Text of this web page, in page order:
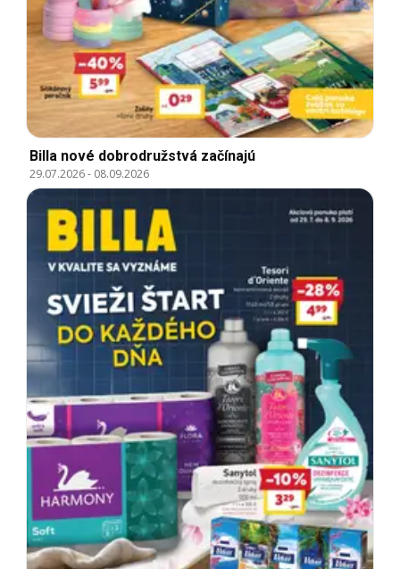
Billa nové dobrodružstvá začínajú
29.07.2026- 08.09.2026